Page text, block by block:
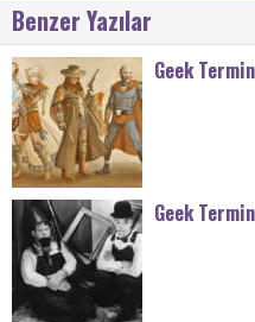
Benzer Yazılar
Geek
Geek